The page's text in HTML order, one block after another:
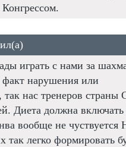
играть с нами за
факт нарушения или
так нас тренеров страны
Диета должна
вообще не чуствуется
так легко формировать